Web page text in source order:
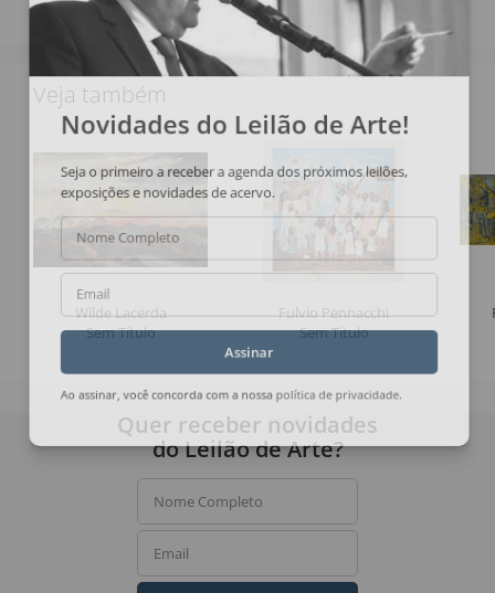
Veja também
Wilde Lacerda
Sem Título
Fulvio Pennacchi
Sem Título
Novidades do Leilão de Arte!
Seja o primeiro a receber a agenda dos próximos leilões,
exposições e novidades de acervo.
Nome Completo
Email
Assinar
Quer receber novidades
do Leilão de Arte?
Nome Completo
Email